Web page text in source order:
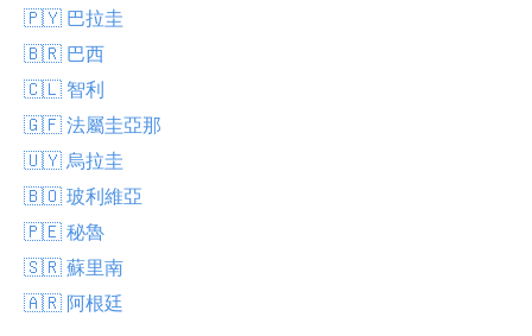
🇵🇾 巴拉圭
🇧🇷 巴西
🇨🇱 智利
🇬🇫 法屬圭亞那
🇺🇾 烏拉圭
🇧🇴 玻利維亞
🇵🇪 秘魯
🇸🇷 蘇里南
🇦🇷 阿根廷